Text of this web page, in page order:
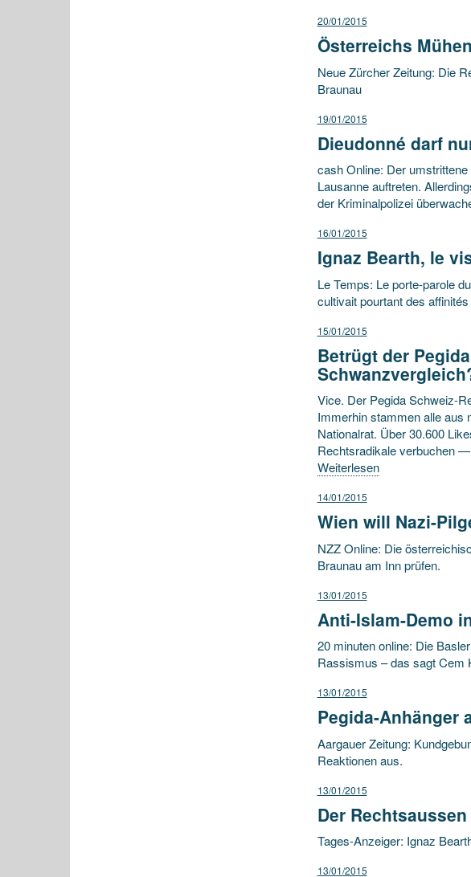
20/01/2015
Österreichs
Neue Zürcher Zeitung: Die
Braunau
19/01/2015
Dieudonné darf
cash Online: Der
Lausanne auftreten.
der Kriminalpolizei
16/01/2015
Ignaz Bearth, le
Le Temps: Le porte-parole
cultivait pourtant des
15/01/2015
Betrügt der
Vice. Der Pegida Schweiz-
Immerhin stammen alle aus
Nationalrat. Über 30.600
Rechtsradikale verbuchen
Weiterlesen
14/01/2015
Wien will Nazi-
NZZ Online: Die
Braunau am Inn prüfen.
13/01/2015
Anti-Islam-Demo
20 minuten online: Die
Rassismus – das sagt Cem
13/01/2015
Pegida-Anhänger
Aargauer Zeitung:
Reaktionen aus.
13/01/2015
Der
Tages-Anzeiger: Ignaz
13/01/2015